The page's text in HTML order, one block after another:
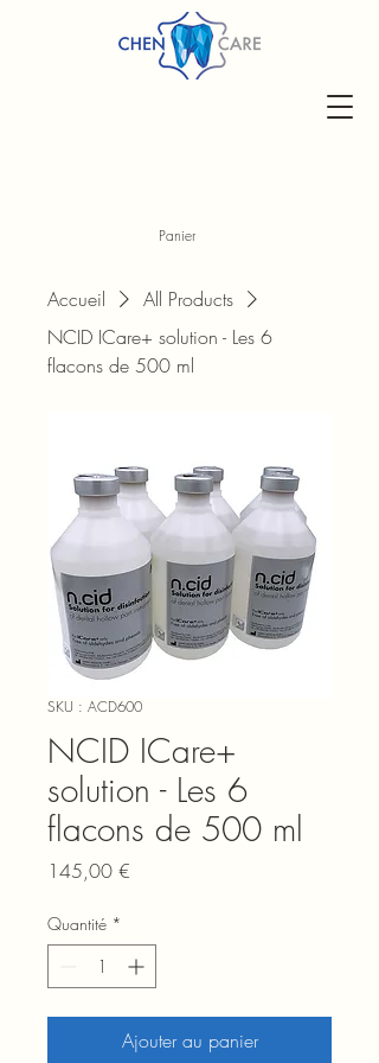
Panier
Accueil
All Products
NCID ICare+ solution - Les 6
flacons de 500 ml
SKU : ACD600
NCID ICare+
solution - Les 6
flacons de 500 ml
145,00 €
Quantité *
Ajouter au panier